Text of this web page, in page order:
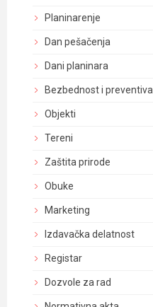
Planinarenje
Dan pešačenja
Dani planinara
Bezbednost i preventiva
Objekti
Tereni
Zaštita prirode
Obuke
Marketing
Izdavačka delatnost
Registar
Dozvole za rad